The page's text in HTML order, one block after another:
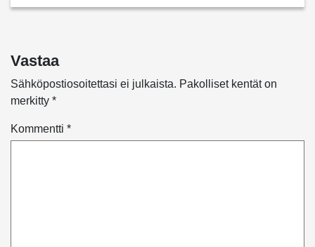
Vastaa
Sähköpostiosoitettasi ei julkaista. Pakolliset kentät on
merkitty *
Kommentti *